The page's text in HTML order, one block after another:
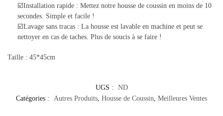
☑️Installation rapide : Mettez notre housse de coussin en moins de 10
secondes. Simple et facile !
☑️Lavage sans tracas : La housse est lavable en machine et peut se
nettoyer en cas de taches. Plus de soucis à se faire !
Taille : 45*45cm
UGS :
ND
Catégories :
Autres Produits Housse de Coussin Meilleures Ventes